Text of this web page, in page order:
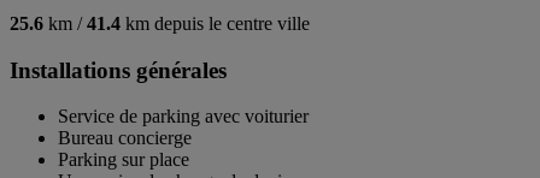
25.6 km /41.4 km depuis le centre ville
Installations générales
Service de parking avec voiturier
Bureau concierge
Parking sur place